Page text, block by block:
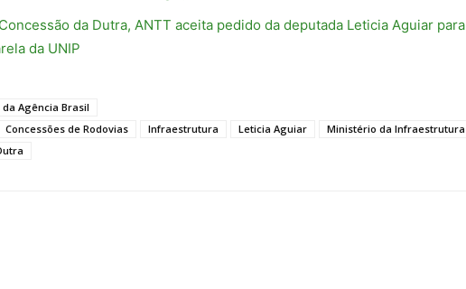
da Dutra, ANTT aceita pedido da deputada Leticia Aguiar para
da UNIP
Agência Brasil
Concessões de Rodovias Infraestrutura Leticia Aguiar
Ministério da Infraestrutura